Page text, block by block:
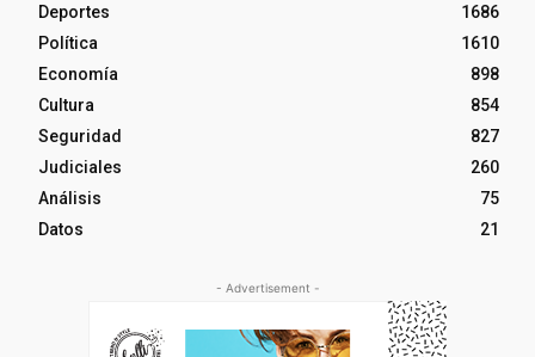
Deportes
1686
Política
1610
Economía
898
Cultura
854
Seguridad
827
Judiciales
260
Análisis
75
Datos
21
- Advertisement -